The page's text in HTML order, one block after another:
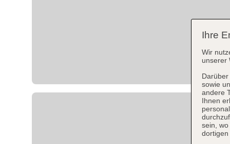
Ihre
Wir
unserer
sowie
andere
Ihnen
sein,
dortigen